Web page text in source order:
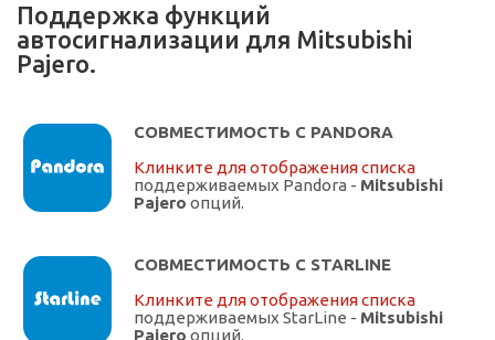
Поддержка функций
автосигнализации для Mitsubishi
Pajero.
СОВМЕСТИМОСТЬ С PANDORA
Клинките для отображения списка
поддерживаемых Pandora - Mitsubishi
Pajero опций.
СОВМЕСТИМОСТЬ С STARLINE
Клинките для отображения списка
поддерживаемых StarLine - Mitsubishi
Pajero опций.